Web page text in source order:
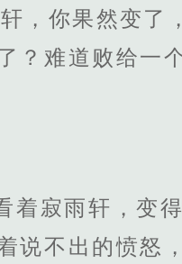
，你果然变了
？难道败给一
着寂雨轩，变
说不出的愤怒